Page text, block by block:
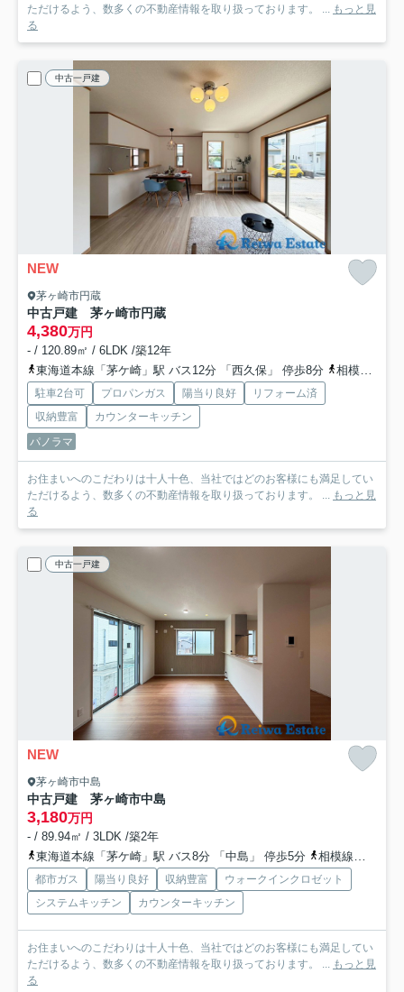
ただけるよう、数多くの不動産情報を取り扱っております。 ...
もっと見
る
中古一戸建
NEW
茅ヶ崎市円蔵
中古戸建 茅ヶ崎市円蔵
4,380万円
- / 120.89㎡ / 6LDK /築12年
東海道本線「茅ケ崎」駅 バス12分 「西久保」 停歩8分
相模線「茅ケ崎」駅 バス12分 「西久保」 停歩8分
駐車2台可 プロパンガス 陽当り良好
リフォーム済
収納豊富
カウンターキッチン
パノラマ
お住まいへのこだわりは十人十色、当社ではどのお客様にも満足してい
ただけるよう、数多くの不動産情報を取り扱っております。 ... もっと見
る
中古一戸建
NEW
茅ヶ崎市中島
中古戸建 茅ヶ崎市中島
3,180万円
- / 89.94㎡ / 3LDK /築2年
東海道本線「茅ケ崎」駅 バス8分 「中島」 停歩5分
相模線「茅ケ崎」駅 バス8分 「中島」 停歩5分
都市ガス 陽当り良好 収納豊富
ウォークインクロゼット
システムキッチン
カウンターキッチン
お住まいへのこだわりは十人十色、当社ではどのお客様にも満足してい
ただけるよう、数多くの不動産情報を取り扱っております。 ... もっと見
る